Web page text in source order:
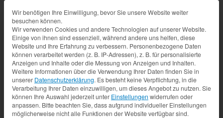
Datenschutz-Präferenz
Wir benötigen Ihre Einwilligung, bevor Sie unsere Website weiter
besuchen können.
Wir verwenden Cookies und andere Technologien auf unserer Website.
Einige von ihnen sind essenziell, während andere uns helfen, diese
Website und Ihre Erfahrung zu verbessern. Personenbezogene Daten
können verarbeitet werden (z. B. IP-Adressen), z. B. für personalisierte
Anzeigen und Inhalte oder die Messung von Anzeigen und Inhalten.
Weitere Informationen über die Verwendung Ihrer Daten finden Sie in
unserer Datenschutzerklärung. Es besteht keine Verpflichtung, in die
Verarbeitung Ihrer Daten einzuwilligen, um dieses Angebot zu nutzen. Sie
können Ihre Auswahl jederzeit unter Einstellungen widerrufen oder
anpassen. Bitte beachten Sie, dass aufgrund individueller Einstellungen
möglicherweise nicht alle Funktionen der Website verfügbar sind.